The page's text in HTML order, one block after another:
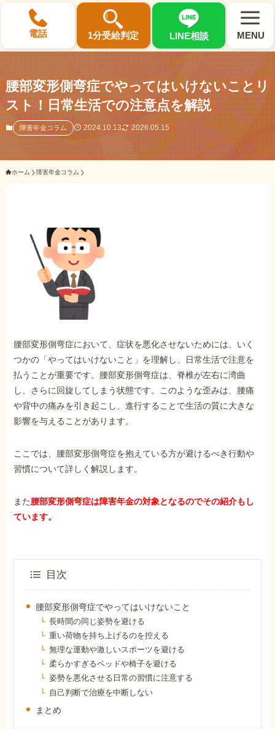
電話 1分受給判定 LINE相談 MENU
×
選ばれる3つの理由
初回相談料0円・受給後報酬型
サポート料金について
ご相談事例をみる
外出困難でもOK
非対面で申請できる
ホーム
障害年金の基礎知識
Q&A・相談事例
障害年金コラム
お知らせ
事務所について
お客様からの感謝のお手紙
腰部変形側弯症でやってはいけないことリ
スト！日常生活での注意点を解説
障害年金コラム 2024.10.13 2026.05.15
ホーム 障害年金コラム
腰部変形側弯症において、症状を悪化させないためには、いく
つかの「やってはいけないこと」を理解し、日常生活で注意を
払うことが重要です。腰部変形側弯症は、脊椎が左右に湾曲
し、さらに回旋してしまう状態です。このような歪みは、腰痛
や背中の痛みを引き起こし、進行することで生活の質に大きな
影響を与えることがあります。
ここでは、腰部変形側弯症を抱えている方が避けるべき行動や
習慣について詳しく解説します。
また腰部変形側弯症は障害年金の対象となるのでその紹介もし
ています。
目次
腰部変形側弯症でやってはいけないこと
長時間の同じ姿勢を避ける
重い荷物を持ち上げるのを控える
無理な運動や激しいスポーツを避ける
柔らかすぎるベッドや椅子を避ける
姿勢を悪化させる日常の習慣に注意する
自己判断で治療を中断しない
まとめ